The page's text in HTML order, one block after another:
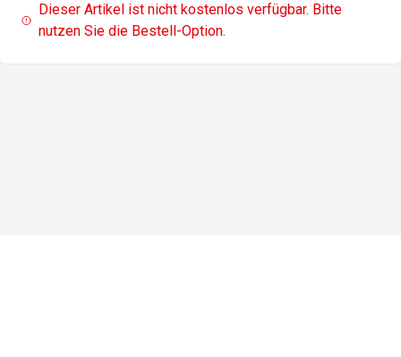
Dieser Artikel ist nicht kostenlos verfügbar. Bitte
nutzen Sie die Bestell-Option.